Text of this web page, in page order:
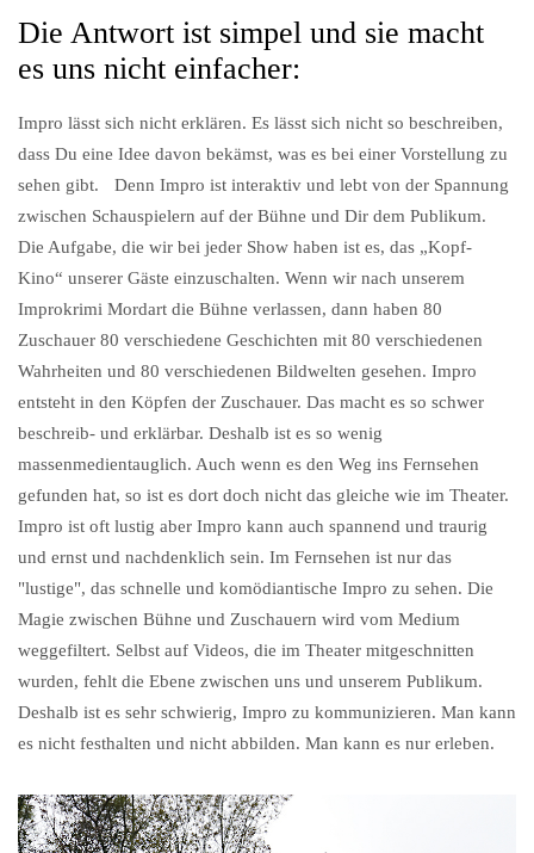
Die Antwort ist simpel und sie macht
es uns nicht einfacher:
Impro lässt sich nicht erklären. Es lässt sich nicht so beschreiben,
dass Du eine Idee davon bekämst, was es bei einer Vorstellung zu
sehen gibt. Denn Impro ist interaktiv und lebt von der Spannung
zwischen Schauspielern auf der Bühne und Dir dem Publikum.
Die Aufgabe, die wir bei jeder Show haben ist es, das „Kopf-
Kino“ unserer Gäste einzuschalten. Wenn wir nach unserem
Improkrimi Mordart die Bühne verlassen, dann haben 80
Zuschauer 80 verschiedene Geschichten mit 80 verschiedenen
Wahrheiten und 80 verschiedenen Bildwelten gesehen. Impro
entsteht in den Köpfen der Zuschauer. Das macht es so schwer
beschreib- und erklärbar. Deshalb ist es so wenig
massenmedientauglich. Auch wenn es den Weg ins Fernsehen
gefunden hat, so ist es dort doch nicht das gleiche wie im Theater.
Impro ist oft lustig aber Impro kann auch spannend und traurig
und ernst und nachdenklich sein. Im Fernsehen ist nur das
"lustige", das schnelle und komödiantische Impro zu sehen. Die
Magie zwischen Bühne und Zuschauern wird vom Medium
weggefiltert. Selbst auf Videos, die im Theater mitgeschnitten
wurden, fehlt die Ebene zwischen uns und unserem Publikum.
Deshalb ist es sehr schwierig, Impro zu kommunizieren. Man kann
es nicht festhalten und nicht abbilden. Man kann es nur erleben.